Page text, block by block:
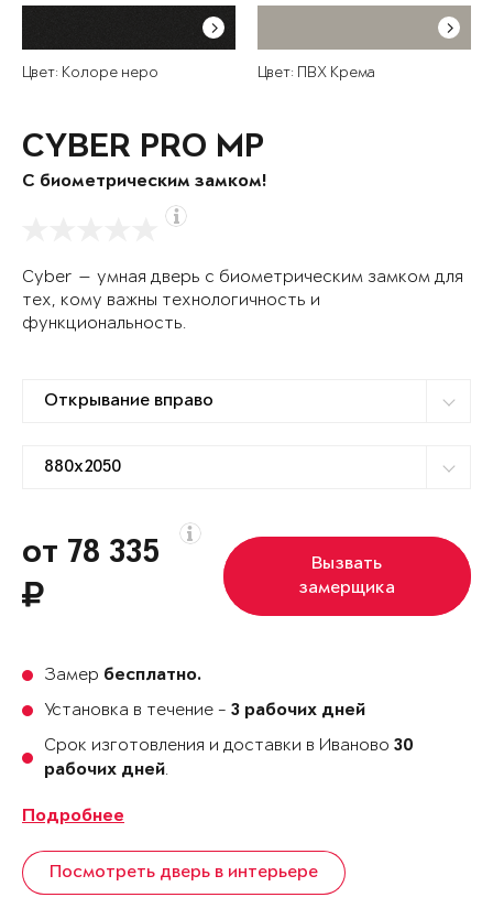
Цвет: Колоре неро Цвет: ПВХ Крема
CYBER PRO MP
С биометрическим замком!
Cyber — умная дверь с биометрическим замком для
тех, кому важны технологичность и
функциональность.
от 78 335
Вызвать
замерщика
Замер бесплатно.
Установка в течение - 3 рабочих дней
Срок изготовления и доставки в Иваново 30
рабочих дней.
Подробнее
Посмотреть дверь в интерьере